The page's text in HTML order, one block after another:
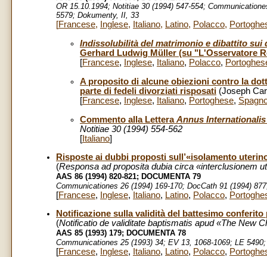
OR 15.10.1994; Notitiae 30 (1994) 547-554;
5579; Dokumenty, II, 33
[Francese, Inglese, Italiano, Latino, Polacco,
Indissolubilità del matrimonio e dibattito
Gerhard Ludwig Müller (su "L'Osservatore
[Francese, Inglese, Italiano, Polacco,
A proposito di alcune obiezioni contro la
parte di fedeli divorziati risposati (Joseph
[Francese, Inglese, Italiano, Portoghese,
Commento alla LetteraAnnus Internationalis
Notitiae 30 (1994) 554-562
[ Italiano]
Risposte ai dubbi proposti sull’«isolamento
(Responsa ad proposita dubia circa «interclusionem
AAS 86 (1994) 820-821; DOCUMENTA 79
Communicationes 26 (1994) 169-170; DocCath 91 (1994)
[Francese, Inglese, Italiano, Latino, Polacco,
Notificazione sulla validità del battesimo conferito
(Notificatio de validitate baptismatis apud «The New
AAS 85 (1993) 179; DOCUMENTA 78
Communicationes 25 (1993) 34; EV 13, 1068-1069; LE
[Francese, Inglese, Italiano, Latino, Polacco,